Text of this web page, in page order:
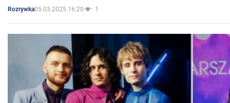
Rozrywka05.03.2025 16:20 1